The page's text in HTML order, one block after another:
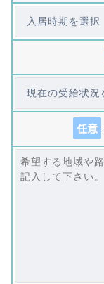
任意